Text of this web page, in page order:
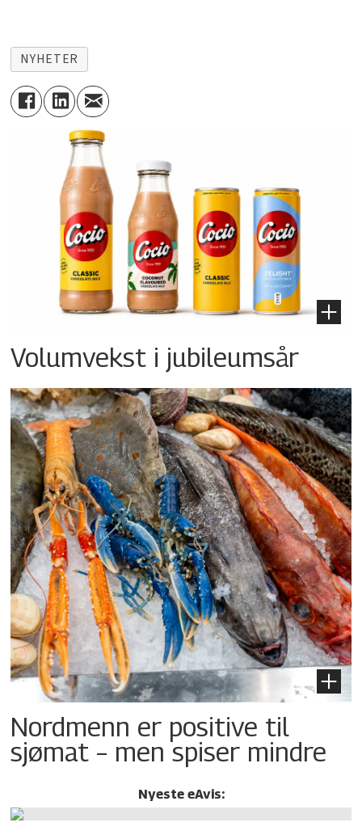
NYHETER
Volumvekst i jubileumsår
Nordmenn er positive til
sjømat – men spiser mindre
Nyeste eAvis: